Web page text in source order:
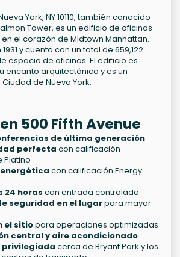
York, NY 10110, también conocido
Tower, es un edificio de oficinas
el corazón de Midtown Manhattan.
y cuenta con un total de 659,122
espacio de oficinas. El edificio es
encanto arquitectónico y es un
de Nueva York.
500 Fifth Avenue
de última generación
perfecta con calificación
Platino
con calificación Energy
24 horas con entrada controlada
seguridad en el lugarpara mayor
el sitiopara operaciones optimizadas
central y aire acondicionado
privilegiada cerca de Bryant Park y los